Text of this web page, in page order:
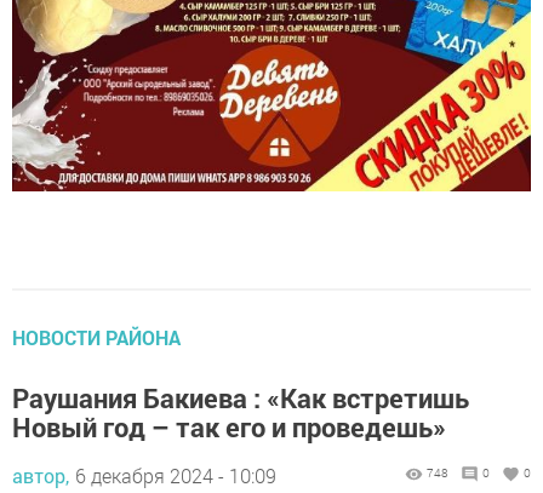
НОВОСТИ РАЙОНА
Раушания Бакиева : «Как встретишь
Новый год – так его и проведешь»